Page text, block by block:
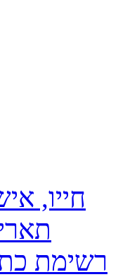
חייו,
רשימת